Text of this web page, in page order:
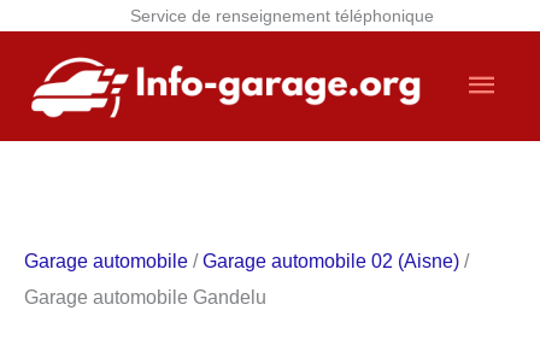
Service de renseignement téléphonique
contenu
Garage automobile /Garage automobile 02 (Aisne) /
Garage automobile Gandelu